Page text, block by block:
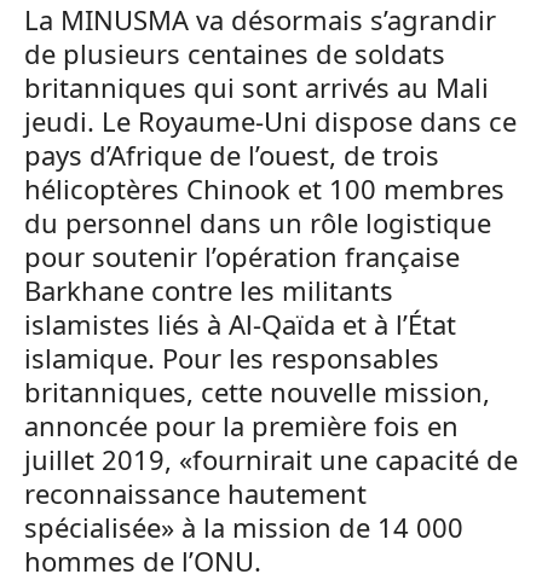
La MINUSMA va désormais s’agrandir
de plusieurs centaines de soldats
britanniques qui sont arrivés au Mali
jeudi. Le Royaume-Uni dispose dans ce
pays d’Afrique de l’ouest, de trois
hélicoptères Chinook et 100 membres
du personnel dans un rôle logistique
pour soutenir l’opération française
Barkhane contre les militants
islamistes liés à Al-Qaïda et à l’État
islamique. Pour les responsables
britanniques, cette nouvelle mission,
annoncée pour la première fois en
juillet 2019, «fournirait une capacité de
reconnaissance hautement
spécialisée» à la mission de 14 000
hommes de l’ONU.